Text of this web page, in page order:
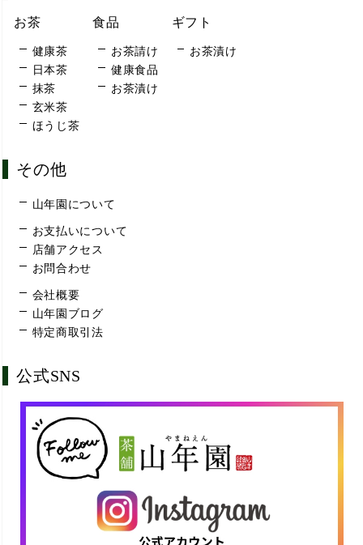
お茶
健康茶
日本茶
抹茶
玄米茶
ほうじ茶
食品
お茶請け
健康食品
お茶漬け
ギフト
お茶漬け
その他
山年園について
お支払いについて
店舗アクセス
お問合わせ
会社概要
山年園ブログ
特定商取引法
公式SNS